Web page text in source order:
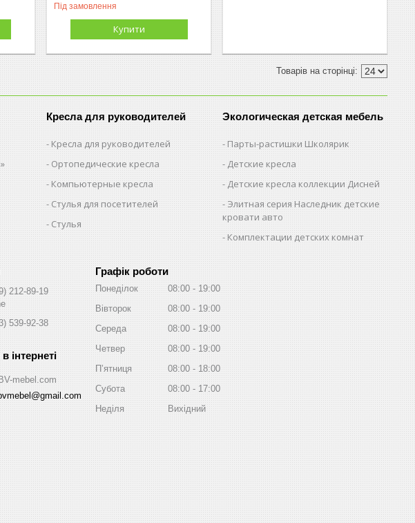
Під замовлення
Купити
Кресла для руководителей
Кресла для руководителей
Ортопедические кресла
Компьютерные кресла
Стулья для посетителей
Стулья
Экологическая детская мебель
Парты-растишки Школярик
Детские кресла
Детские кресла коллекции Дисней
Элитная серия Наследник детские
кровати авто
Комплектации детских комнат
212-89-19
539-92-38
mebel.com
Графік роботи
Понеділок 08:00
19:00
Вівторок
08:00
19:00
Середа
08:00
19:00
Четвер
08:00
19:00
Пʼятниця
08:00
18:00
Субота
08:00
17:00
Неділя
Вихідний